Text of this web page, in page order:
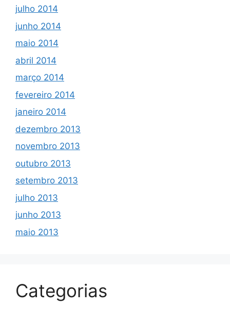
julho 2014
junho 2014
maio 2014
abril 2014
março 2014
fevereiro 2014
janeiro 2014
dezembro 2013
novembro 2013
outubro 2013
setembro 2013
julho 2013
junho 2013
maio 2013
Categorias